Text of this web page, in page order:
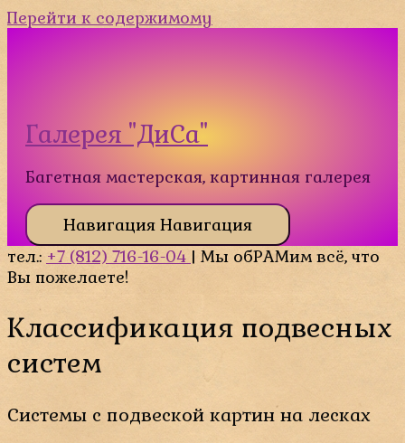
Перейти к содержимому
Галерея "ДиСа"
Багетная мастерская, картинная галерея
Навигация Навигация
тел.: +7 (812) 716-16-04 | Мы обРАМим всё, что
Вы пожелаете!
Классификация подвесных
систем
Системы с подвеской картин на лесках